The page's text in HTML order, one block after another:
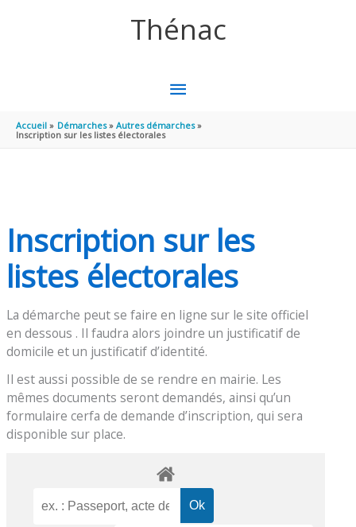
Thénac
MENU
PRINCIPAL
Accueil Démarches
Autres démarches
Inscription sur les listes électorales
Inscription sur les
listes électorales
La démarche peut se faire en ligne sur le site officiel
en dessous . Il faudra alors joindre un justificatif de
domicile et un justificatif d’identité.
Il est aussi possible de se rendre en mairie. Les
mêmes documents seront demandés, ainsi qu’un
formulaire cerfa de demande d’inscription, qui sera
disponible sur place.